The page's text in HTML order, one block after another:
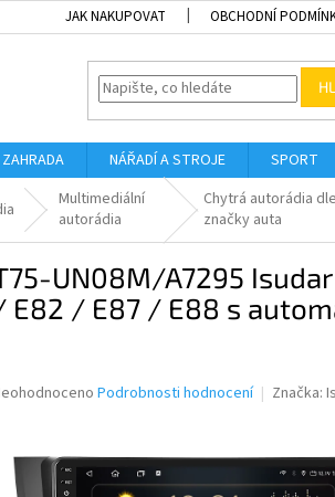
JAK NAKUPOVAT OBCHODNÍ
NÁŘADÍ A STROJE SPORT
Multimediální
autorádia
Chytrá autorádia dle
značky auta
UN08M/A7295
E82 / E87 / E88 s
Podrobnosti hodnocení Značka: